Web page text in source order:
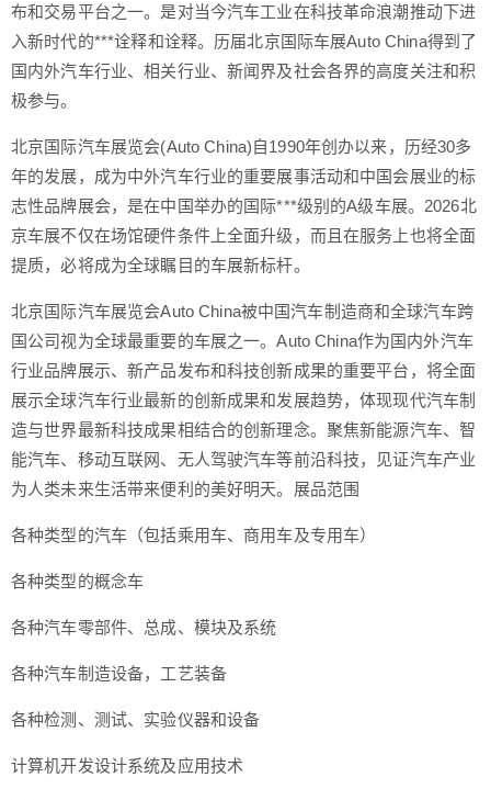
布和交易平台之一。是对当今汽车工业在科技革命浪潮推动下进
入新时代的***诠释和诠释。历届北京国际车展Auto China得到了
国内外汽车行业、相关行业、新闻界及社会各界的高度关注和积
极参与。
北京国际汽车展览会(Auto China)自1990年创办以来，历经30多
年的发展，成为中外汽车行业的重要展事活动和中国会展业的标
志性品牌展会，是在中国举办的国际***级别的A级车展。2026北
京车展不仅在场馆硬件条件上全面升级，而且在服务上也将全面
提质，必将成为全球瞩目的车展新标杆。
北京国际汽车展览会Auto China被中国汽车制造商和全球汽车跨
国公司视为全球最重要的车展之一。Auto China作为国内外汽车
行业品牌展示、新产品发布和科技创新成果的重要平台，将全面
展示全球汽车行业最新的创新成果和发展趋势，体现现代汽车制
造与世界最新科技成果相结合的创新理念。聚焦新能源汽车、智
能汽车、移动互联网、无人驾驶汽车等前沿科技，见证汽车产业
为人类未来生活带来便利的美好明天。 展品范围
各种类型的汽车（包括乘用车、商用车及专用车）
各种类型的概念车
各种汽车零部件、总成、模块及系统
各种汽车制造设备，工艺装备
各种检测、测试、实验仪器和设备
计算机开发设计系统及应用技术